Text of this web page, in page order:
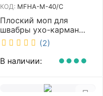
КОД: MFHA-M-40/C
Плоский моп для
швабры ухо-карман
белый 40 см NV MFHA-
M-40/C
(2)
В наличии: